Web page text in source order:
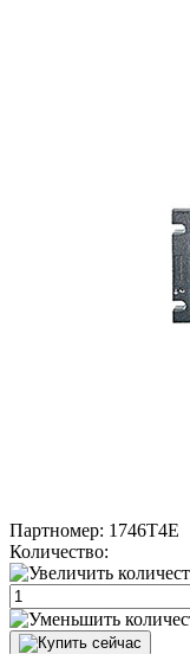
Партномер: 1746T4E
Количество: